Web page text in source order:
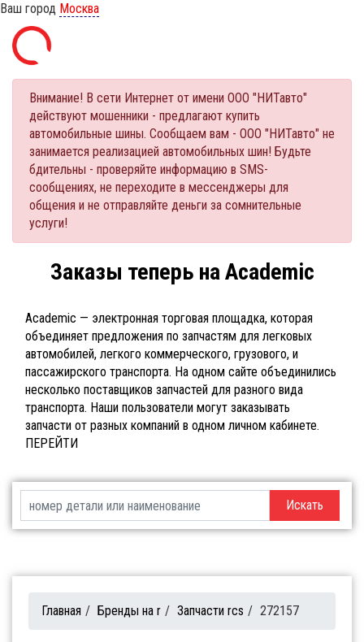
Ваш город Москва
Внимание! В сети Интернет от имени ООО "НИТавто"
действуют мошенники - предлагают купить
автомобильные шины. Сообщаем вам - ООО "НИТавто" не
занимается реализацией автомобильных шин! Будьте
бдительны - проверяйте информацию в SMS-
сообщениях, не переходите в мессенджеры для
общения и не отправляйте деньги за сомнительные
услуги!
Заказы теперь на Academic
Academic — электронная торговая площадка, которая
объединяет предложения по запчастям для легковых
автомобилей, легкого коммерческого, грузового, и
пассажирского транспорта. На одном сайте объединились
несколько поставщиков запчастей для разного вида
транспорта. Наши пользователи могут заказывать
запчасти от разных компаний в одном личном кабинете.
ПЕРЕЙТИ
Искать
Главная / Бренды на r / Запчасти rcs / 272157